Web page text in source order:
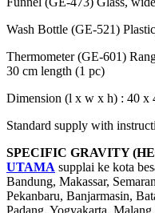
Wash Bottle (GE-521)
Thermometer (GE-601)
30 cm length (1 pc)
Dimension (l x w x h) : 40 x
Standard supply with
SPECIFIC GRAVITY
UTAMA supplai ke kota
Bandung, Makassar,
Pekanbaru, Banjarmasin,